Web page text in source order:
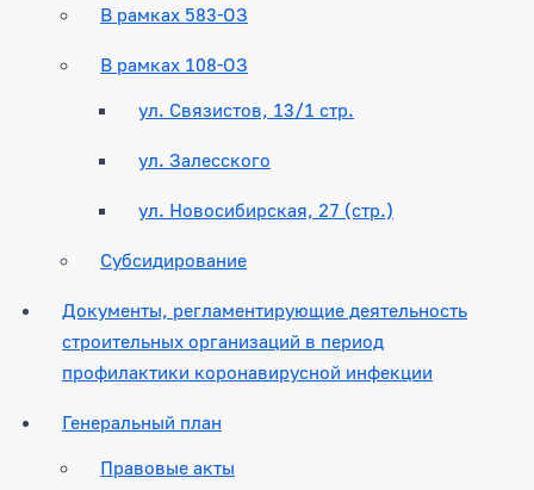
В рамках 583-ОЗ
В рамках 108-ОЗ
ул. Связистов, 13/1 стр.
ул. Залесского
ул. Новосибирская, 27 (стр.)
Субсидирование
Документы, регламентирующие деятельность
строительных организаций в период
профилактики коронавирусной инфекции
Генеральный план
Правовые акты